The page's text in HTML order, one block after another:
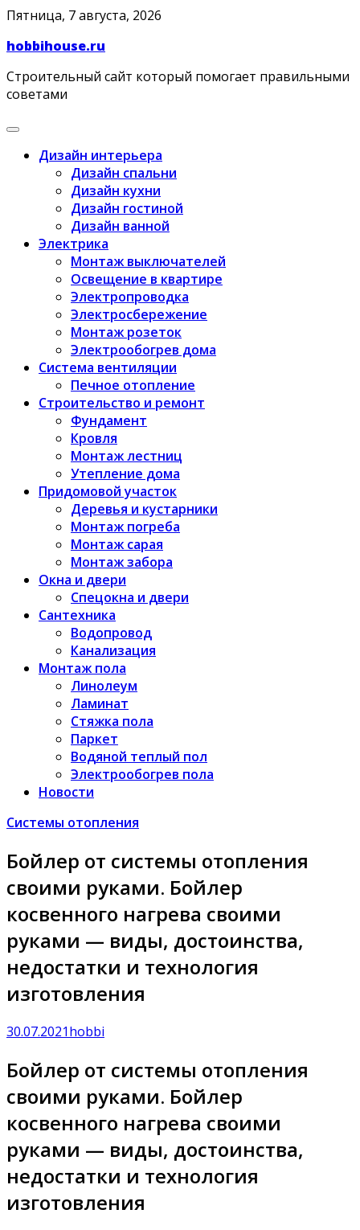
Skip
content
Пятница, 7 августа, 2026
hobbihouse.ru
Строительный сайт который помогает правильными
советами
Дизайн интерьера
Дизайн спальни
Дизайн кухни
Дизайн гостиной
Дизайн ванной
Электрика
Монтаж выключателей
Освещение в квартире
Электропроводка
Электросбережение
Монтаж розеток
Электрообогрев дома
Система вентиляции
Печное отопление
Строительство и ремонт
Фундамент
Кровля
Монтаж лестниц
Утепление дома
Придомовой участок
Деревья и кустарники
Монтаж погреба
Монтаж сарая
Монтаж забора
Окна и двери
Спецокна и двери
Сантехника
Водопровод
Канализация
Монтаж пола
Линолеум
Ламинат
Стяжка пола
Паркет
Водяной теплый пол
Электрообогрев пола
Новости
Системы отопления
Бойлер от системы отопления
своими руками. Бойлер
косвенного нагрева своими
руками — виды, достоинства,
недостатки и технология
изготовления
30.07.2021hobbi
Бойлер от системы отопления
своими руками. Бойлер
косвенного нагрева своими
руками — виды, достоинства,
недостатки и технология
изготовления